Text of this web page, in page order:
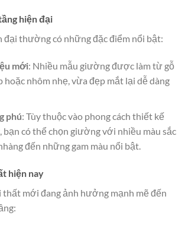
hiện đại
thường có những đặc điểm nổi bật:
mới: Nhiều mẫu giường được làm từ gỗ
hoặc nhôm nhẹ, vừa đẹp mắt lại dễ dàng
phú: Tùy thuộc vào phong cách thiết kế
bạn có thể chọn giường với nhiều màu sắc
đến những gam màu nổi bật.
hiện nay
thất mới đang ảnh hưởng mạnh mẽ đến